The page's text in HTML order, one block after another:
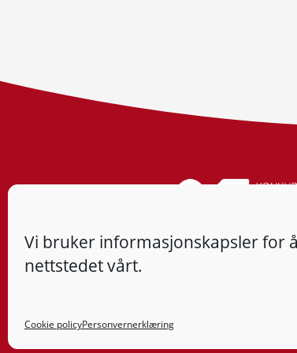
Vi bruker informasjonskapsler for
nettstedet vårt.
Cookie policyPersonvernerklæring